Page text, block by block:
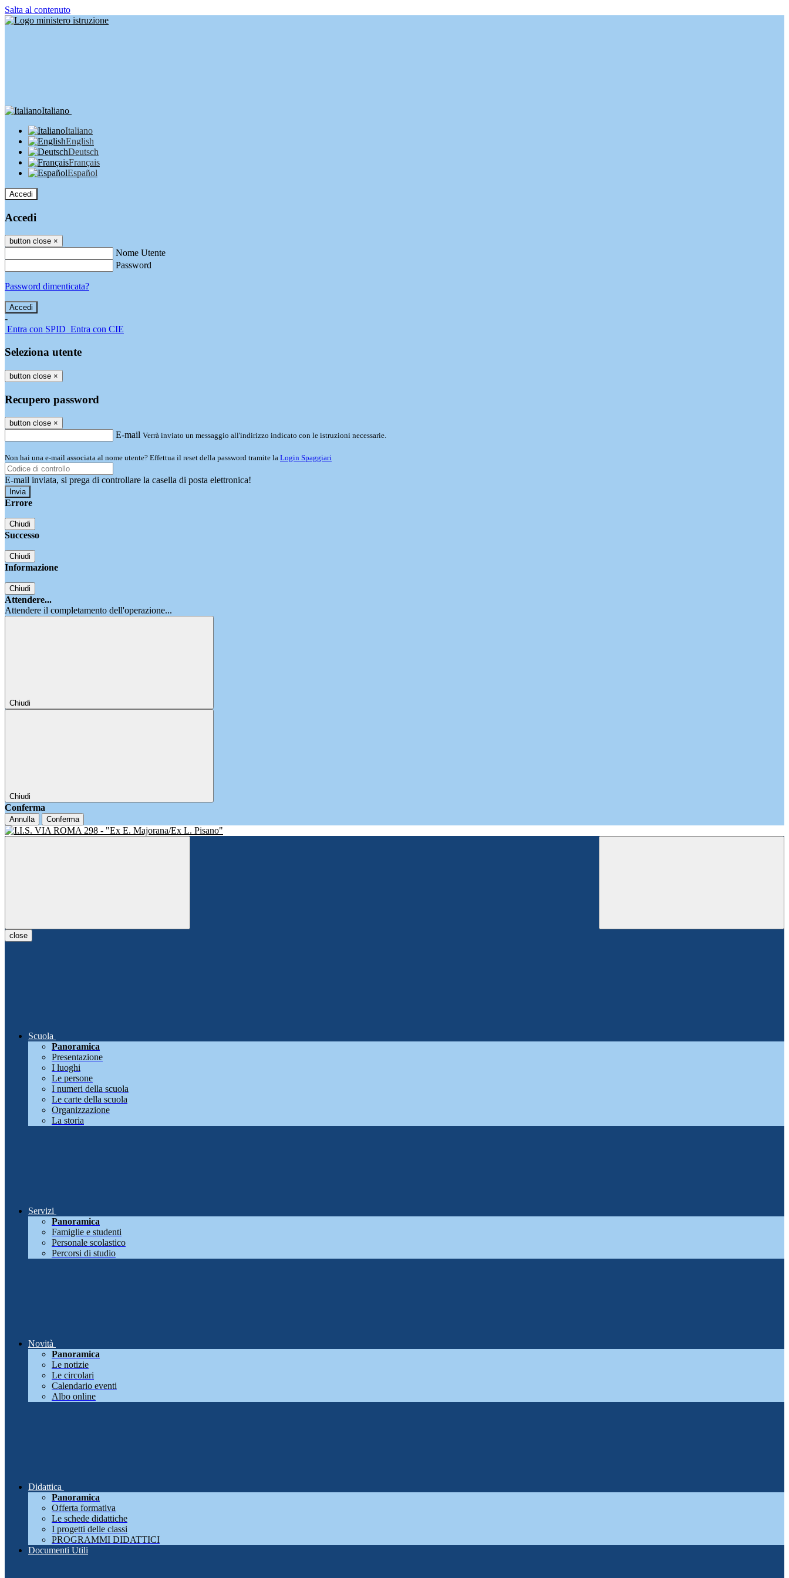
Salta al contenuto
Italiano
Italiano
English
Deutsch
Français
Español
Accedi
Accedi
button close ×
Nome Utente
Password
Password dimenticata?
-
Entra con SPID Entra con CIE
Seleziona utente
button close ×
Recupero password
button close ×
E-mail Verrà inviato un messaggio all'indirizzo indicato con le istruzioni necessarie.
Non hai una e-mail associata al nome utente? Effettua il reset della password tramite la Login Spaggiari
E-mail inviata, si prega di controllare la casella di posta elettronica!
Errore
Chiudi
Successo
Chiudi
Informazione
Chiudi
Attendere...
Attendere il completamento dell'operazione...
Chiudi
Chiudi
Conferma
Annulla Conferma
close
Scuola
Panoramica
Presentazione
I luoghi
Le persone
I numeri della scuola
Le carte della scuola
Organizzazione
La storia
Servizi
Panoramica
Famiglie e studenti
Personale scolastico
Percorsi di studio
Novità
Panoramica
Le notizie
Le circolari
Calendario eventi
Albo online
Didattica
Panoramica
Offerta formativa
Le schede didattiche
I progetti delle classi
PROGRAMMI DIDATTICI
Documenti Utili